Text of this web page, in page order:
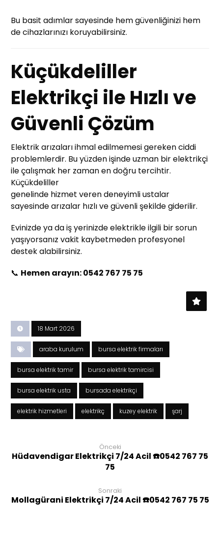
Bu basit adımlar sayesinde hem güvenliğinizi hem
de cihazlarınızı koruyabilirsiniz.
Küçükdeliller
Elektrikçi ile Hızlı ve
Güvenli Çözüm
Elektrik arızaları ihmal edilmemesi gereken ciddi
problemlerdir. Bu yüzden işinde uzman bir elektrikçi
ile çalışmak her zaman en doğru tercihtir.
Küçükdeliller
genelinde hizmet veren deneyimli ustalar
sayesinde arızalar hızlı ve güvenli şekilde giderilir.
Evinizde ya da iş yerinizde elektrikle ilgili bir sorun
yaşıyorsanız vakit kaybetmeden profesyonel
destek alabilirsiniz.
📞 Hemen arayın: 0542 767 75 75
18 Mart 2026
araba kurulum bursa elektrik firmaları
bursa elektrik tamir bursa elektrik tamircisi
bursa elektrik usta bursada elektrikçi
elektrik hizmetleri elektrikç kuzey elektrik şarj
Önceki
Hüdavendigar Elektrikçi 7/24 Acil ☎️0542 767 75
75
Sonraki
Mollagürani Elektrikçi 7/24 Acil ☎️0542 767 75 75